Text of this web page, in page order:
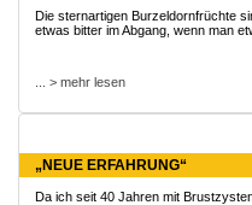
Die sternartigen Burzeldornfrüchte
etwas bitter im Abgang, wenn man
... > mehr lesen
„NEUE ERFAHRUNG“
Da ich seit 40 Jahren mit